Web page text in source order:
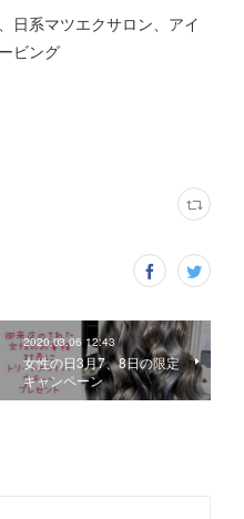
日系マツエクサロン、アイ
ビング
2020.03.06 12:43
女性の日3月7、8日の限定
キャンペーン